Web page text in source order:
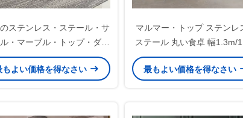
ステンレス・ステール・サ
・マーブル・トップ・ダイ
グテーブル 長さ1.3/1.5M
もよい価格を得なさい
マルマー・トップ ステンレ
ステール 丸い食卓 幅1.3m/
最もよい価格を得なさい